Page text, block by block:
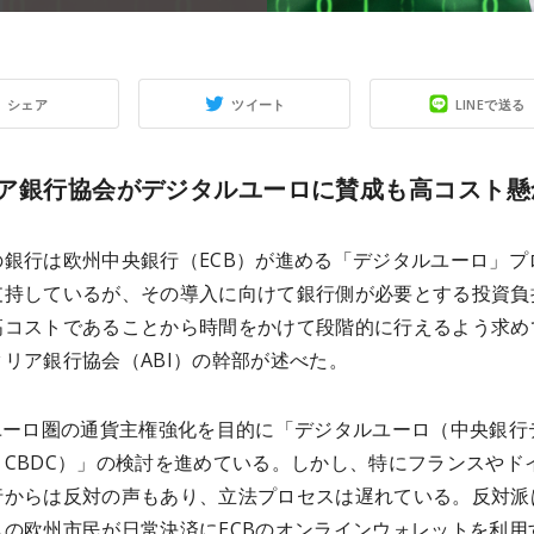
シェア ツイート LINEで送る
銀行協会がデジタルユーロに賛成も高コスト
行は欧州中央銀行（ECB）が進める「デジタルユーロ」プ
しているが、その導入に向けて銀行側が必要とする投資
ストであることから時間をかけて段階的に行えるよう求
ア銀行協会（ABI）の幹部が述べた。
ロ圏の通貨主権強化を目的に「デジタルユーロ（中央銀行
）」の検討を進めている。しかし、特にフランスやド
らは反対の声もあり、立法プロセスは遅れている。反対